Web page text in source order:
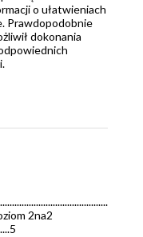
o ułatwieniach
Prawdopodobnie
dokonania
2na2